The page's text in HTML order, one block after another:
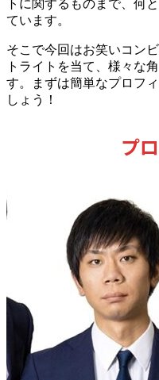
トに関するものまで、何
ています。
そこで今回はお笑いコンビ
トライトを当て、様々な
す。まずは簡単なプロフ
しょう！
プ